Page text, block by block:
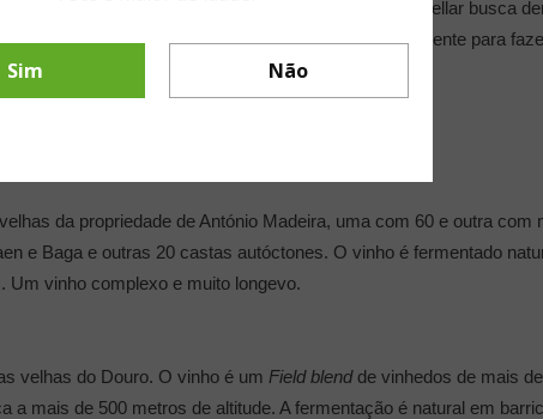
– mesclando a consultoria com vendas online -, a Cellar busca
sobre o universo do produto e se conheçam o suficiente para
da propriedade de António Madeira, uma com 60 e outra com
e Baga e outras 20 castas autóctones. O vinho é fermentado
vinho complexo e muito longevo.
velhas do Douro. O vinho é um Field blendde vinhedos de mais
mais de 500 metros de altitude. A fermentação é natural em
Sim Não